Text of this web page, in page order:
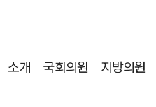
소개 국회의원 지방의원